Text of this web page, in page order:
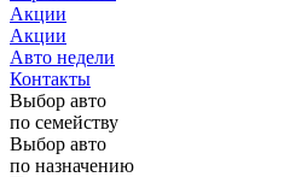
Акции
Акции
Авто недели
Контакты
Выбор авто
по семейству
Выбор авто
по назначению